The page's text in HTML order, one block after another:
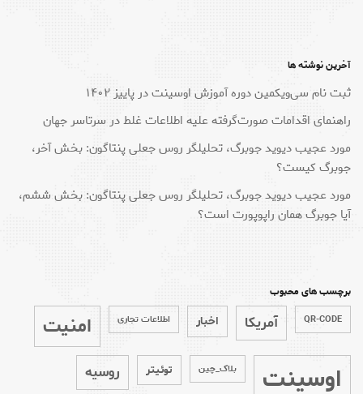
آخرین نوشته ها
ثبت نام سی‌ویکمین دوره آموزش اوسینت در پاییز ۱۴۰۲
راهنمای اقدامات صورت‌گرفته علیه اطلاعات غلط در سرتاسر جهان
مورد عجیب دیوید جوبرگ، تحلیلگر روس جعلی پنتاگون: بخش آخر،
جوبرگ کیست؟
مورد عجیب دیوید جوبرگ، تحلیلگر روس جعلی پنتاگون: بخش ششم،
آیا جوبرگ همان راپوپورت است؟
برچسب های محبوب
QR-CODE آمریکا اخبار اطلاعات تجاری امنیت
اوسینت بلاک_چین توئیتر روسیه